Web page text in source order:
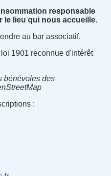
responsable
le lieu qui nous accueille.
au bar associatif.
1901 reconnue d'intérêt
bénévoles des
: